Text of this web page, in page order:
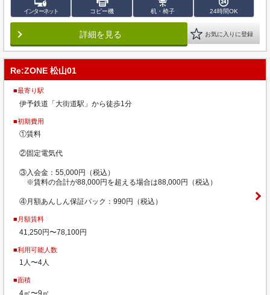
インターネット コピー機 机・椅子 24時間OK
詳細を見る お気に入りに登録
Re:ZONE 松山01
■最寄り駅
伊予鉄道「大街道駅」から徒歩1分
■初期費用
①賃料
②固定電気代
③入会金：55,000円（税込）
※賃料の合計が88,000円を超える場合は88,000円（税込）
④月額あんしん保証パック：990円（税込）
■月額賃料
41,250円〜78,100円
■利用可能人数
1人〜4人
■面積
4㎡〜9㎡